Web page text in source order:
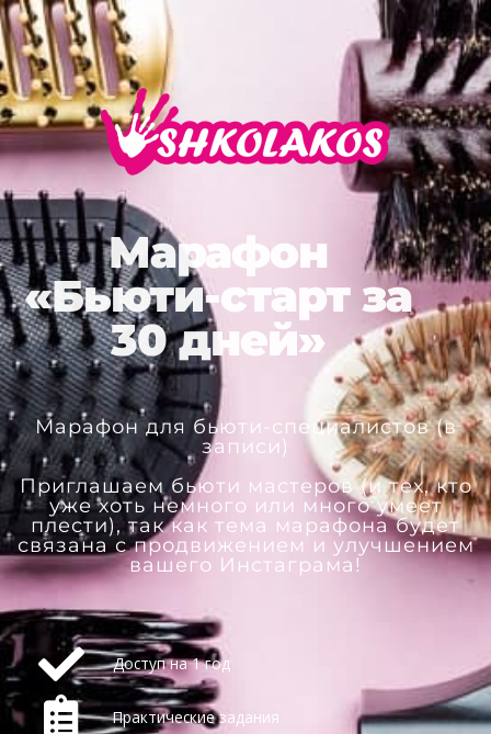
Марафон
«Бьюти-старт за
30 дней»
Марафон для бьюти-специалистов (в
записи)
Приглашаем бьюти мастеров (и тех, кто
уже хоть немного или много умеет
плести), так как тема марафона будет
связана с продвижением и улучшением
вашего Инстаграма!
Доступ на 1 год
Практические задания